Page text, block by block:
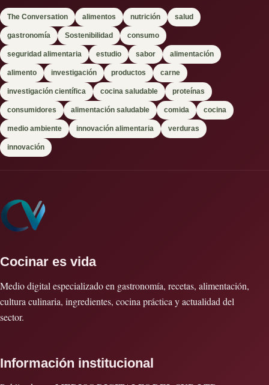
The Conversation alimentos nutrición salud
gastronomía Sostenibilidad consumo
seguridad alimentaria estudio sabor alimentación
alimento investigación productos carne
investigación científica cocina saludable proteínas
consumidores alimentación saludable comida cocina
medio ambiente innovación alimentaria verduras
innovación
Cocinar es vida
Medio digital especializado en gastronomía, recetas, alimentación,
cultura culinaria, ingredientes, cocina práctica y actualidad del
sector.
Información institucional